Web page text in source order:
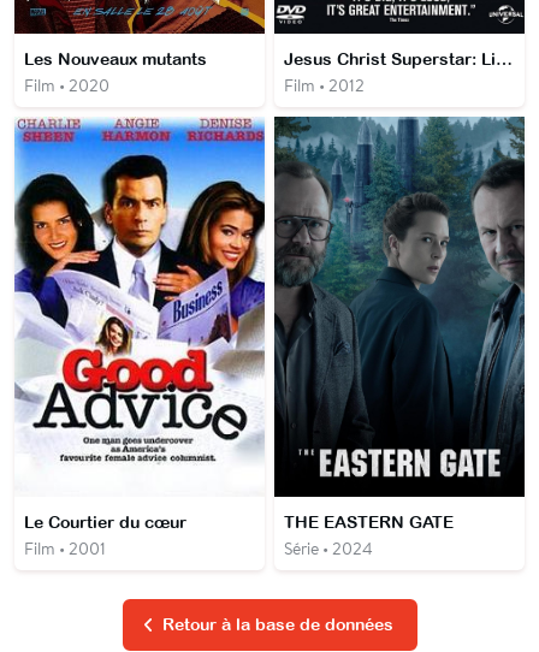
Les Nouveaux mutants
Film • 2020
Jesus Christ Superstar: Live Arena Tour
Film • 2012
Le Courtier du cœur
Film • 2001
THE EASTERN GATE
Série • 2024
Retour à la base de données